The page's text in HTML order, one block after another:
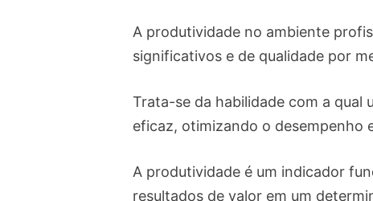
A produtividade no ambiente
significativos e de qualidade por
Trata-se da habilidade com a qual
eficaz, otimizando o desempenho
A produtividade é um indicador
resultados de valor em um